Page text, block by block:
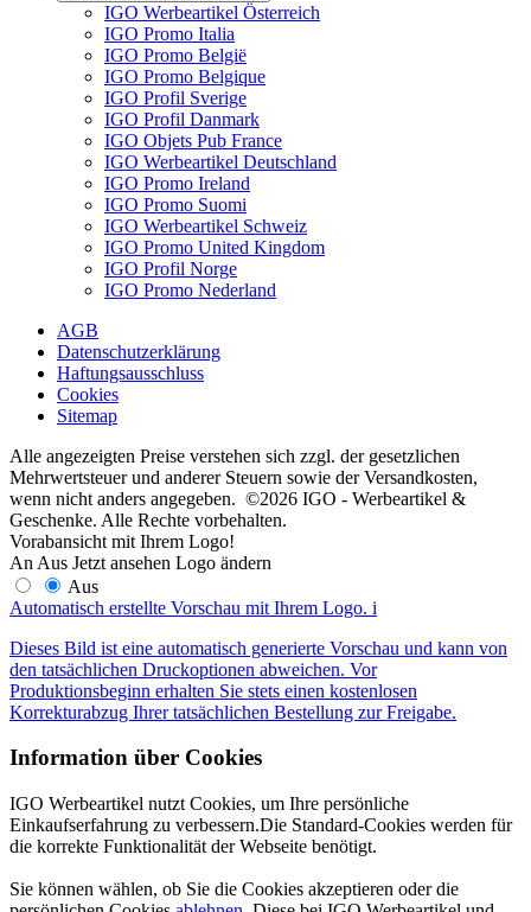
IGO Werbeartikel Österreich
IGO Promo Italia
IGO Promo België
IGO Promo Belgique
IGO Profil Sverige
IGO Profil Danmark
IGO Objets Pub France
IGO Werbeartikel Deutschland
IGO Promo Ireland
IGO Promo Suomi
IGO Werbeartikel Schweiz
IGO Promo United Kingdom
IGO Profil Norge
IGO Promo Nederland
AGB
Datenschutzerklärung
Haftungsausschluss
Cookies
Sitemap
Alle angezeigten Preise verstehen sich zzgl. der gesetzlichen
Mehrwertsteuer und anderer Steuern sowie der Versandkosten,
wenn nicht anders angegeben. ©2026 IGO - Werbeartikel &
Geschenke. Alle Rechte vorbehalten.
Vorabansicht mit Ihrem Logo!
An Aus Jetzt ansehen Logo ändern
Aus
Automatisch erstellte Vorschau mit Ihrem Logo. i
Dieses Bild ist eine automatisch generierte Vorschau und kann von
den tatsächlichen Druckoptionen abweichen. Vor
Produktionsbeginn erhalten Sie stets einen kostenlosen
Korrekturabzug Ihrer tatsächlichen Bestellung zur Freigabe.
Information über Cookies
IGO Werbeartikel nutzt Cookies, um Ihre persönliche
Einkaufserfahrung zu verbessern.Die Standard-Cookies werden für
die korrekte Funktionalität der Webseite benötigt.
Sie können wählen, ob Sie die Cookies akzeptieren oder die